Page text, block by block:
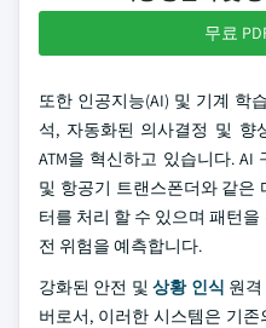
무료
또한 인공지능(AI) 및 기계 학
석, 자동화된 의사결정 및 향
ATM을 혁신하고 있습니다. AI
및 항공기 트랜스폰더와 같은
터를 처리 할 수 있으며 패턴
전 위험을 예측합니다.
강화된 안전 및상황 인식 원
버로서, 이러한 시스템은 기